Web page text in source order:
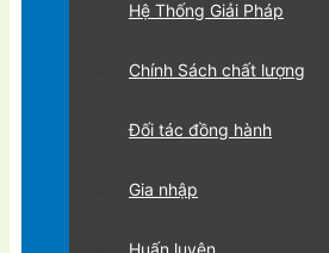
Hệ Thống Giải Pháp
Chính Sách chất lượng
Đối tác đồng hành
Gia nhập
Huấn luyện